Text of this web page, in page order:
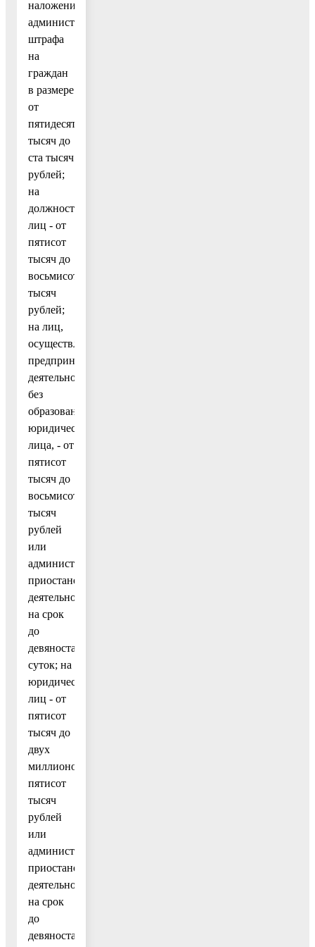
наложение
административного
штрафа
на
граждан
в размере
от
пятидесяти
тысяч до
ста тысяч
рублей;
на
должностных
лиц - от
пятисот
тысяч до
восьмисот
тысяч
рублей;
на лиц,
осуществляющих
предпринимательскую
деятельность
без
образования
юридического
лица, - от
пятисот
тысяч до
восьмисот
тысяч
рублей
или
административное
приостановление
деятельности
на срок
до
девяноста
суток; на
юридических
лиц - от
пятисот
тысяч до
двух
миллионов
пятисот
тысяч
рублей
или
административное
приостановление
деятельности
на срок
до
девяноста